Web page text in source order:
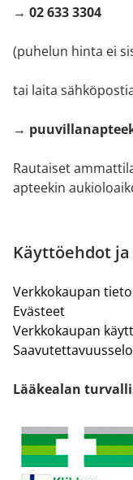
→ 02 633 3304
(puhelun hinta ei
tai laita
→
Rautaiset
apteekin
Käyttöehdot
Verkkokaupan
Evästeet
Verkkokaupan
Lääkealan